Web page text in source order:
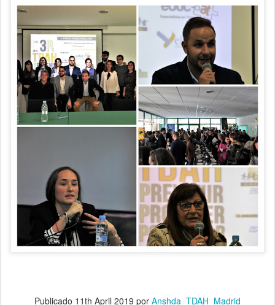
Publicado 11th April 2019 por Anshda_TDAH_Madrid